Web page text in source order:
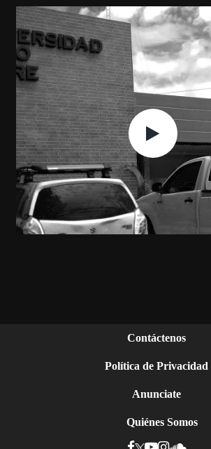
Contáctenos
Política de Privacidad
Anunciate
Quiénes Somos